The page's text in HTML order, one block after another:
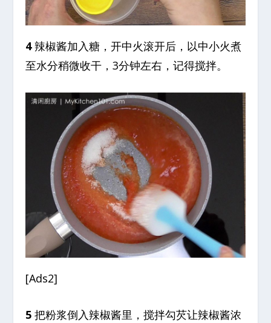
4辣椒酱加入糖，开中火滚开后，以中小火煮
至水分稍微收干，3分钟左右，记得搅拌。
[Ads2]
5 把粉浆倒入辣椒酱里，搅拌勾芡让辣椒酱浓